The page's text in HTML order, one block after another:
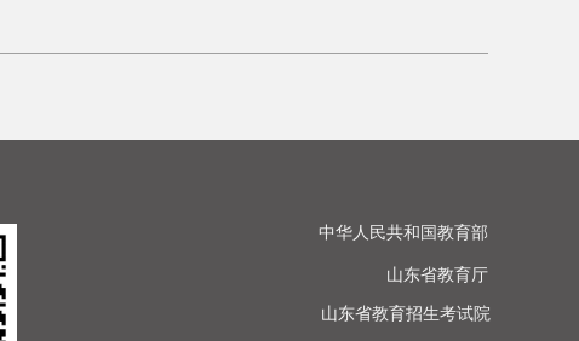
中华人民共和国教育部
山东省教育厅
山东省教育招生考试院